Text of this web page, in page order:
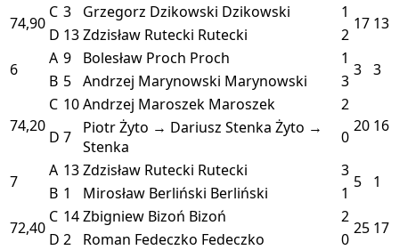
74,90
C 3 Grzegorz Dzikowski Dzikowski 1
17 13
D 13Zdzisław Rutecki Rutecki
2
6
A 9 Bolesław Proch Proch 1
3 3
B 5 Andrzej Marynowski Marynowski 3
74,20
C 10Andrzej Maroszek Maroszek
2
20 16
D 7 Piotr Żyto → Dariusz Stenka Żyto →
Stenka
0
7
A 13Zdzisław Rutecki Rutecki 3
5 1
B 1 Mirosław Berliński Berliński
1
72,40
C 14Zbigniew Bizoń Bizoń 2
25 17
D 2 Roman Fedeczko Fedeczko
0